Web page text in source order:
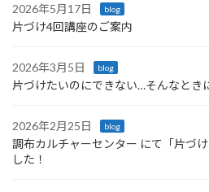
2026年5月17日 blog
片づけ4回講座のご案内
2026年3月5日 blog
片づけたいのにできない…そんなとき
2026年2月25日 blog
調布カルチャーセンター にて「片づ
した！